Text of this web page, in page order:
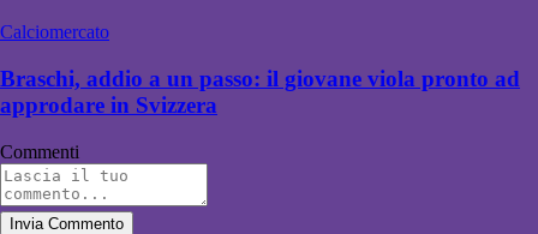
Calciomercato
Braschi, addio a un passo: il giovane viola pronto ad
approdare in Svizzera
Commenti
Invia Commento